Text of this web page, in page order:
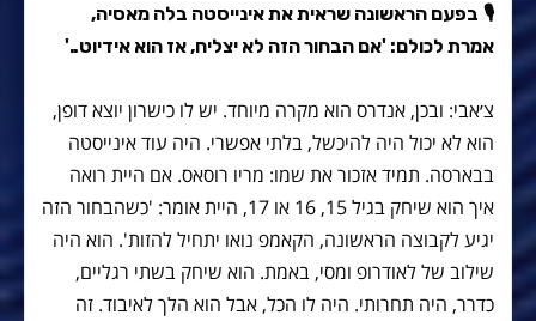
🎙 בפעם הראשונה שראית את אינייסטה בלה מאסיה,
אמרת לכולם: 'אם הבחור הזה לא יצליח, אז הוא אידיוט..'
צ׳אבי: ובכן, אנדרס הוא מקרה מיוחד. יש לו כישרון יוצא דופן,
הוא לא יכול היה להיכשל, בלתי אפשרי. היה עוד אינייסטה
בבארסה. תמיד אזכור את שמו: מריו רוסאס. אם היית רואה
איך הוא שיחק בגיל 15, 16 או 17, היית אומר: 'כשהבחור הזה
יגיע לקבוצה הראשונה, הקאמפ נואו יתחיל להזות'. הוא היה
שילוב של לאודרופ ומסי, באמת. הוא שיחק בשתי רגליים,
כדרר, היה תחרותי. היה לו הכל, אבל הוא הלך לאיבוד. זה